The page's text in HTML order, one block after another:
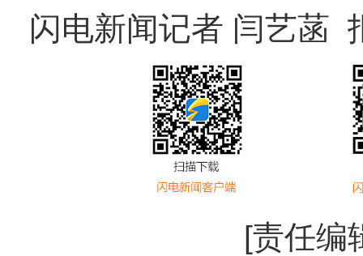
闪电新闻记者 闫艺菡
[责任编